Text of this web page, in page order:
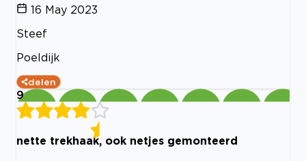
16 May 2023
Steef
Poeldijk
delen
9
nette trekhaak, ook netjes gemonteerd